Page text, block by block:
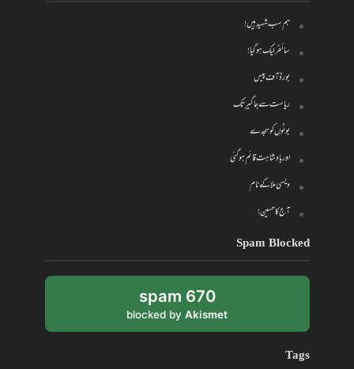
ہم سب شہید ہیں!
سائفر لیک ہو گیا!
بورڈ آف پیس
ریاست سے جاگیر تک
بوٹوں کو سجدے
اور بادشاہت قائم ہو گئی
دیسی ملا کے نام
آج کا حسین!
Spam Blocked
670 spam
blocked by Akismet
Tags